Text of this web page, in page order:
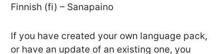
Finnish (fi) – Sanapaino
If you have created your own language pack,
or have an update of an existing one, you